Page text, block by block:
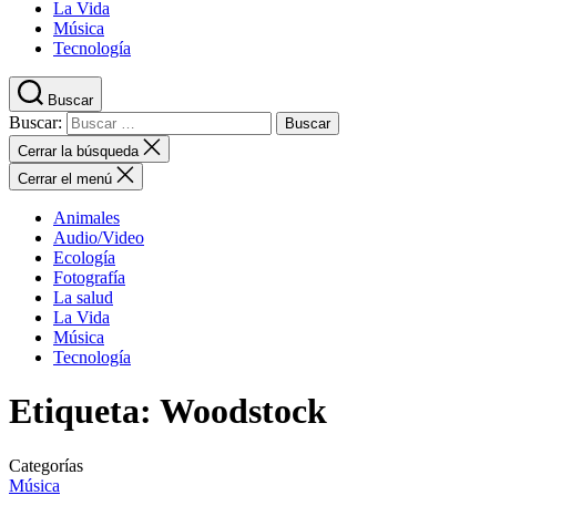
La Vida
Música
Tecnología
Buscar
Buscar:
Cerrar la búsqueda
Cerrar el menú
Animales
Audio/Video
Ecología
Fotografía
La salud
La Vida
Música
Tecnología
Etiqueta: Woodstock
Categorías
Música